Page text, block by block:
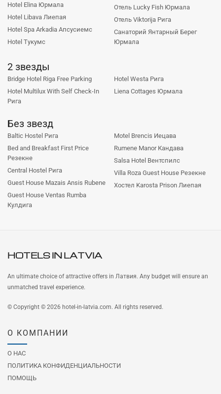
Hotel Elina Юрмала
Hotel Libava Лиепая
Hotel Spa Arkadia Апсусиемс
Hotel Тукумс
Отель Lucky Fish Юрмала
Отель Viktorija Рига
Санаторий Янтарный Берег
Юрмала
2 звезды
Bridge Hotel Riga Free Parking
Hotel Multilux With Self Check-In
Рига
Hotel Westa Рига
Liena Cottages Юрмала
Без звезд
Baltic Hostel Рига
Bed and Breakfast First Price
Резекне
Central Hostel Рига
Guest House Mazais Ansis Rubene
Guest House Ventas Rumba
Кулдига
Motel Brencis Иецава
Rumene Manor Кандава
Salsa Hotel Вентспилс
Villa Roza Guest House Резекне
Хостел Karosta Prison Лиепая
HOTELS INLATVIA
An ultimate choice of attractive offers in Латвия. Any budget will ensure an
unmatched travel experience.
© Copyright © 2026 hotel-in-latvia.com. All rights reserved.
О КОМПАНИИ
О НАС
ПОЛИТИКА КОНФИДЕНЦИАЛЬНОСТИ
ПОМОЩЬ